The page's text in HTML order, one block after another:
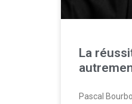
La
Pascal